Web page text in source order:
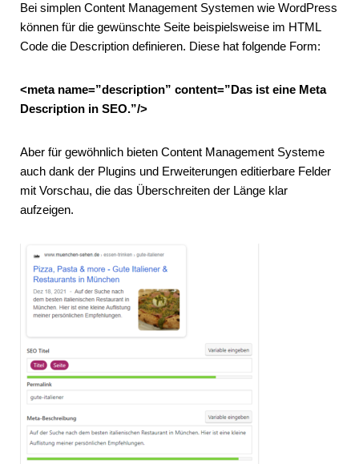
Bei simplen Content Management Systemen wie WordPress
können für die gewünschte Seite beispielsweise im HTML
Code die Description definieren. Diese hat folgende Form:
<meta name=”description” content=”Das ist eine Meta
Description in SEO.”/>
Aber für gewöhnlich bieten Content Management Systeme
auch dank der Plugins und Erweiterungen editierbare Felder
mit Vorschau, die das Überschreiten der Länge klar
aufzeigen.